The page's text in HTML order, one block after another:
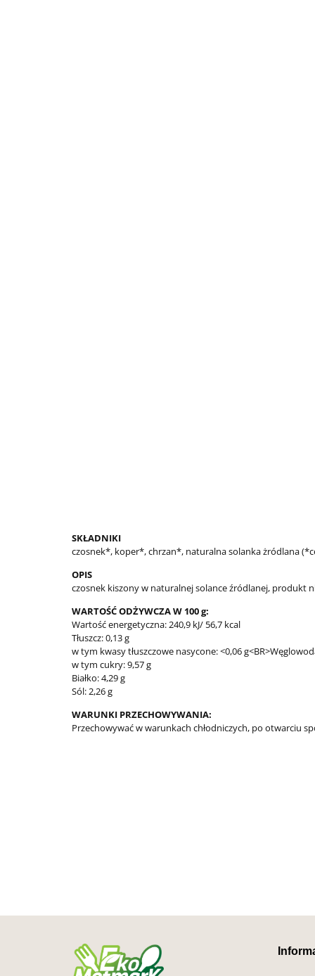
SKŁADNIKI
czosnek*, koper*, chrzan*, naturalna solanka żródlana
OPIS
czosnek kiszony w naturalnej solance źródlanej, produkt
WARTOŚĆ ODŻYWCZA W 100 g:
Wartość energetyczna: 240,9 kJ/ 56,7 kcal
Tłuszcz: 0,13 g
w tym kwasy tłuszczowe nasycone: <0,06
w tym cukry: 9,57 g
Białko: 4,29 g
Sól: 2,26 g
WARUNKI PRZECHOWYWANIA:
Przechowywać w warunkach chłodniczych, po otwarciu